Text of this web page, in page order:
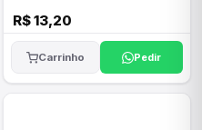
R$ 13,20
Carrinho Pedir